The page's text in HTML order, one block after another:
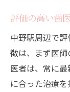
評価の高い歯
中野駅周辺で
徴は、まず医
医者は、常に
に合った治療